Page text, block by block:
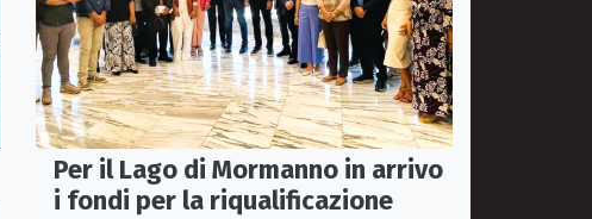
Per il Lago di Mormanno in arrivo
i fondi per la riqualificazione